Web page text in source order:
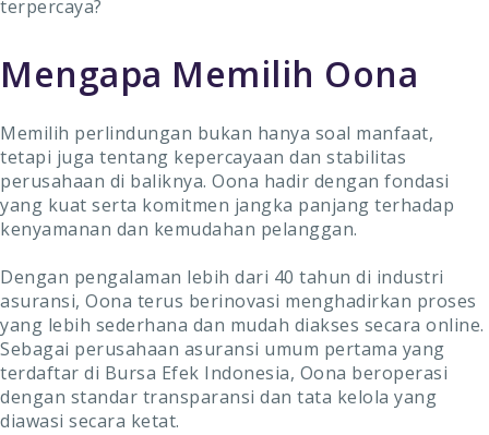
terpercaya?
Mengapa Memilih Oona
Memilih perlindungan bukan hanya soal manfaat,
tetapi juga tentang kepercayaan dan stabilitas
perusahaan di baliknya. Oona hadir dengan fondasi
yang kuat serta komitmen jangka panjang terhadap
kenyamanan dan kemudahan pelanggan.
Dengan pengalaman lebih dari 40 tahun di industri
asuransi, Oona terus berinovasi menghadirkan proses
yang lebih sederhana dan mudah diakses secara online.
Sebagai perusahaan asuransi umum pertama yang
terdaftar di Bursa Efek Indonesia, Oona beroperasi
dengan standar transparansi dan tata kelola yang
diawasi secara ketat.